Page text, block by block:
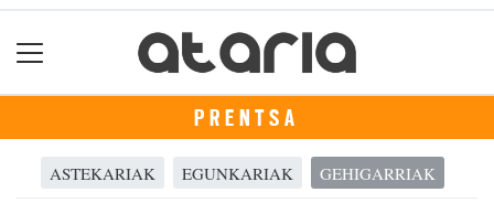
PRENTSA
ASTEKARIAK EGUNKARIAK GEHIGARRIAK